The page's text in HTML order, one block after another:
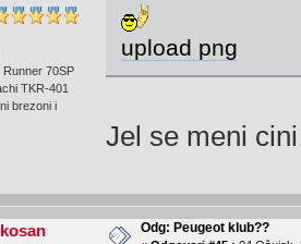
Runner 70SP
TKR-401
brezoni i
upload png
Jel se meni
Odg: Peugeot klub??